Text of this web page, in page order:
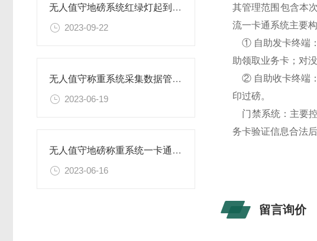
无人值守地磅系统红绿灯起到什么作用
2023-09-22
无人值守称重系统采集数据管理防控作假提高过磅效率
2023-06-19
无人值守地磅称重系统一卡通流程
2023-06-16
其管理范围包含本
流一卡通系统主要构
① 自助发卡终端：
助领取业务卡；对
② 自助收卡终端：
印过磅。
门禁系统：主要
务卡验证信息合法
留言询价